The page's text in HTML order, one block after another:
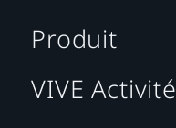
Produit
VIVE Activité